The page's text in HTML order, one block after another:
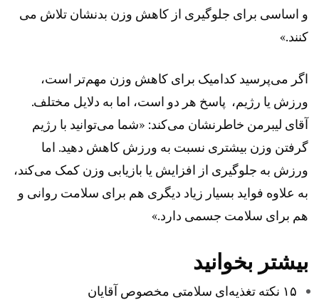
و اساسی برای جلوگیری از کاهش وزن بدنشان تلاش می
کنند.»
اگر می‌پرسید کدامیک برای کاهش وزن مهم‌تر است،
ورزش یا رژیم، پاسخ هر دو است، اما به دلایل مختلف.
آقای لیبرمن خاطرنشان می‌کند: «شما می‌توانید با رژیم
گرفتن وزن بیشتری نسبت به ورزش کاهش دهید. اما
ورزش به جلوگیری از افزایش یا بازیابی وزن کمک می‌کند،
به علاوه فواید بسیار زیاد دیگری هم برای سلامت روانی و
هم برای سلامت جسمی دارد.»
بیشتر بخوانید
۱۵ نکته تغذیه‌ای سلامتی مخصوص آقایان